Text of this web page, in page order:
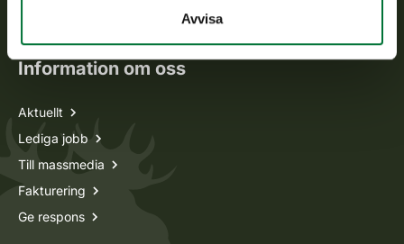
Avvisa
Ansökan om licenser och dispenser
Information om oss
Aktuellt
Lediga jobb
Till massmedia
Fakturering
Ge respons